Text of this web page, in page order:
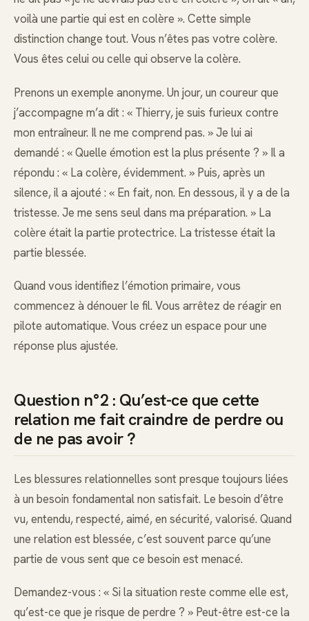
voilà une partie qui est en colère ». Cette simple
distinction change tout. Vous n’êtes pas votre colère.
Vous êtes celui ou celle qui observe la colère.
Prenons un exemple anonyme. Un jour, un coureur que
j’accompagne m’a dit : « Thierry, je suis furieux contre
mon entraîneur. Il ne me comprend pas. » Je lui ai
demandé : « Quelle émotion est la plus présente ? » Il a
répondu : « La colère, évidemment. » Puis, après un
silence, il a ajouté : « En fait, non. En dessous, il y a de la
tristesse. Je me sens seul dans ma préparation. » La
colère était la partie protectrice. La tristesse était la
partie blessée.
Quand vous identifiez l’émotion primaire, vous
commencez à dénouer le fil. Vous arrêtez de réagir en
pilote automatique. Vous créez un espace pour une
réponse plus ajustée.
Question n°2 : Qu’est-ce que cette
relation me fait craindre de perdre ou
de ne pas avoir ?
Les blessures relationnelles sont presque toujours liées
à un besoin fondamental non satisfait. Le besoin d’être
vu, entendu, respecté, aimé, en sécurité, valorisé. Quand
une relation est blessée, c’est souvent parce qu’une
partie de vous sent que ce besoin est menacé.
Demandez-vous : « Si la situation reste comme elle est,
qu’est-ce que je risque de perdre ? » Peut-être est-ce la